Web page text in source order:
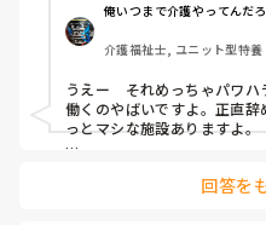
同期の子、他の職員の方とも
「A(上司)って言い方きつい
か…自分の思い通りにならな
いい時もあります。利用者様
ね、、。
乗り越え方ってありますか
俺いつまで介護やってんだ
介護福祉士, ユニット型特養
うえー　それめっちゃパワ
働くのやばいですよ。正直
っとマシな施設ありますよ。
どうせこいつは怒るだろうっ
回答を